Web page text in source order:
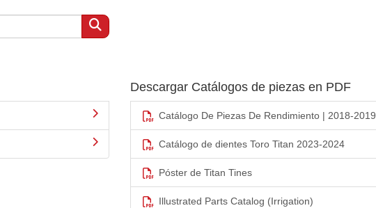
Descargar Catálogos de piezas en PDF
Catálogo De Piezas De Rendimiento | 2018-2019
Catálogo de dientes Toro Titan 2023-2024
Póster de Titan Tines
Illustrated Parts Catalog (Irrigation)